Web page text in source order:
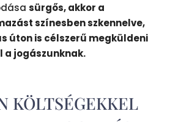
sürgős, akkor a
színesben szkennelve,
úton is célszerű megküldeni
a jogászunknak.
KÖLTSÉGEKKEL